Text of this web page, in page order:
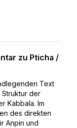
zu Pticha /
Text
Struktur der
Kabbala. Im
des direkten
Anpin und